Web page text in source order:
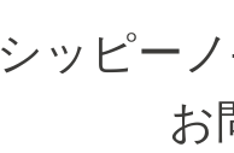
シッピー
お